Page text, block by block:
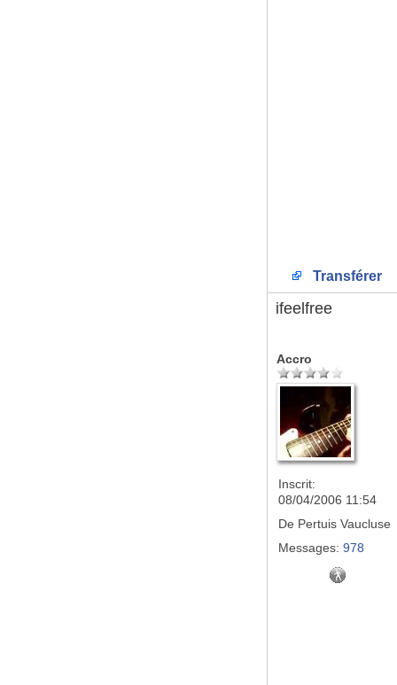
Transférer
ifeelfree
Accro
Inscrit:
08/04/2006 11:54
De Pertuis Vaucluse
Messages: 978